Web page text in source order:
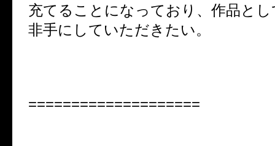
充てることになっており、 作品と
非手にしていただきたい。
====================